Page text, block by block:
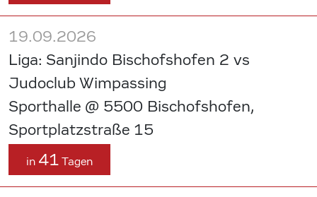
19.09.2026
Liga: Sanjindo Bischofshofen 2 vs
Judoclub Wimpassing
Sporthalle @ 5500 Bischofshofen,
Sportplatzstraße 15
in 41 Tagen